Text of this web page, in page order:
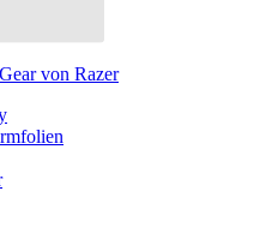
von Razer